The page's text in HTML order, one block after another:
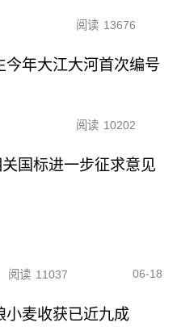
阅读 13676
今年大江大河首次编号
阅读 10202
国标进一步征求意见
阅读 11037 06-18
小麦收获已近九成